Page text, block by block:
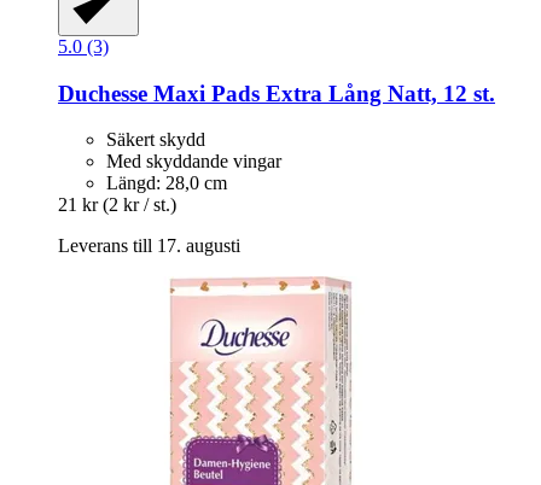
5.0 (3)
Duchesse Maxi Pads Extra Lång Natt, 12 st.
Säkert skydd
Med skyddande vingar
Längd: 28,0 cm
21 kr (2 kr / st.)
Leverans till 17. augusti